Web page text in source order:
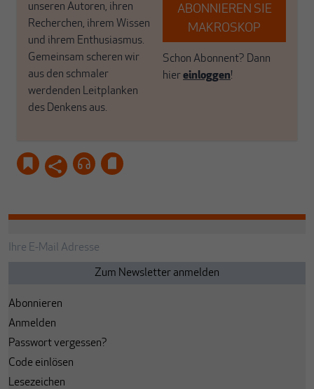
unseren Autoren, ihren
Recherchen, ihrem Wissen
und ihrem Enthusiasmus.
Gemeinsam scheren wir
aus den schmaler
werdenden Leitplanken
des Denkens aus.
ABONNIEREN SIE
MAKROSKOP
Schon Abonnent? Dann
hiereinloggen!
Abonnieren
Anmelden
Passwort vergessen?
Code einlösen
Lesezeichen